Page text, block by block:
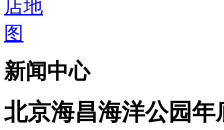
新闻中心
北京海昌海洋公园年